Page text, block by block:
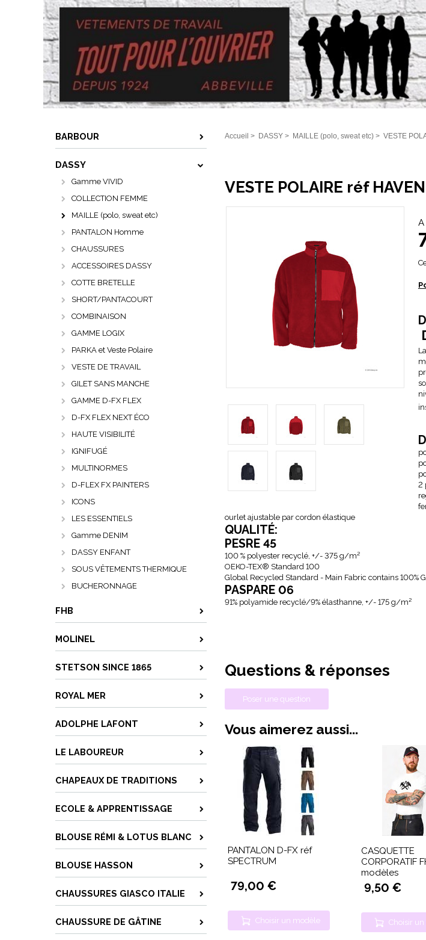
BARBOUR
DASSY
Gamme VIVID
COLLECTION FEMME
MAILLE (polo, sweat etc)
PANTALON Homme
CHAUSSURES
ACCESSOIRES DASSY
COTTE BRETELLE
SHORT/PANTACOURT
COMBINAISON
GAMME LOGIX
PARKA et Veste Polaire
VESTE DE TRAVAIL
GILET SANS MANCHE
GAMME D-FX FLEX
D-FX FLEX NEXT ÉCO
HAUTE VISIBILITÉ
IGNIFUGÉ
MULTINORMES
D-FLEX FX PAINTERS
ICONS
LES ESSENTIELS
Gamme DENIM
DASSY ENFANT
SOUS VÊTEMENTS THERMIQUE
BUCHERONNAGE
FHB
MOLINEL
STETSON SINCE 1865
ROYAL MER
ADOLPHE LAFONT
LE LABOUREUR
CHAPEAUX DE TRADITIONS
ECOLE & APPRENTISSAGE
BLOUSE RÉMI & LOTUS BLANC
BLOUSE HASSON
CHAUSSURES GIASCO ITALIE
CHAUSSURE DE GÂTINE
Accueil > DASSY > MAILLE (polo, sweat etc) > VESTE
VESTE POLAIRE réf HAVEN
2
ourlet ajustable par cordon élastique
QUALITÉ:
PESRE 45
100 % polyester recyclé, +/- 375 g/m²
OEKO-TEX® Standard 100
Global Recycled Standard - Main Fabric contains 100%
PASPARE 06
91% polyamide recyclé/9% élasthanne, +/- 175 g/m²
Questions & réponses
Poser une question
Vous aimerez aussi...
PANTALON D-FX réf
SPECTRUM
79,00 €
Choisir un modèle
CASQUETTE
CORPORATIF
modèles
9,50 €
Choisir